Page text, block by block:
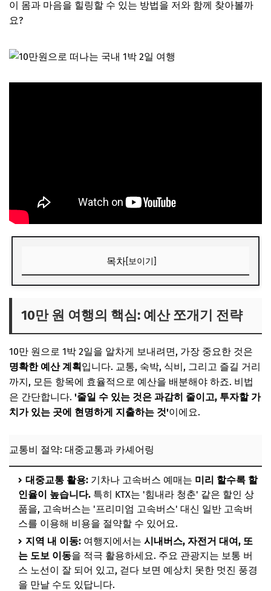
이 몸과 마음을 힐링할 수 있는 방법을 저와 함께 찾아볼까
요?
목차[보이기]
교통비 절약: 대중교통과 카셰어링
숙박비 절약: 가성비 숙소 찾기
식비 절약: 현지인 맛집과 도시락
📌 지금 뜨는 꿀정보! 놓치지 마세요
추가할인 코드 WRVE6
추천 코스 1: 역사의 향기 가득한 '경주' 1박 2일
둘째 날: 황리단길과 추억 만들기
📌 지금 뜨는 꿀정보! 놓치지 마세요
추가할인 코드 WRVE6
10만 원 여행의 핵심: 예산 쪼개기 전략
10만 원으로 1박 2일을 알차게 보내려면, 가장 중요한 것은
명확한 예산 계획입니다. 교통, 숙박, 식비, 그리고 즐길 거리
까지, 모든 항목에 효율적으로 예산을 배분해야 하죠. 비법
은 간단합니다. '줄일 수 있는 것은 과감히 줄이고, 투자할 가
치가 있는 곳에 현명하게 지출하는 것'이에요.
교통비 절약: 대중교통과 카셰어링
대중교통 활용: 기차나 고속버스 예매는 미리 할수록 할
인율이 높습니다. 특히 KTX는 '힘내라 청춘' 같은 할인 상
품을, 고속버스는 '프리미엄 고속버스' 대신 일반 고속버
스를 이용해 비용을 절약할 수 있어요.
지역 내 이동: 여행지에서는 시내버스, 자전거 대여, 또
는 도보 이동을 적극 활용하세요. 주요 관광지는 보통 버
스 노선이 잘 되어 있고, 걷다 보면 예상치 못한 멋진 풍경
을 만날 수도 있답니다.